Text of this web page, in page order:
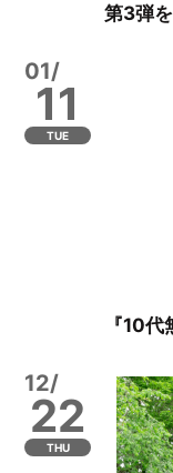
第3弾
01/
11
TUE
『10
12/
22
THU